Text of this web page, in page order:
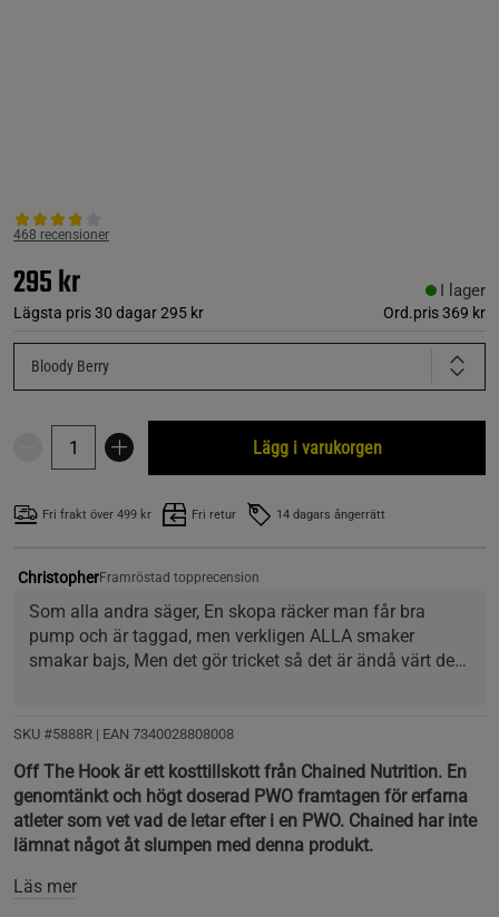
468 recensioner
295 kr
Lägsta pris 30 dagar295 kr Ord.pris369 kr
I lager
Bloody Berry
Lägg i varukorgen
Fri frakt över 499 kr Fri retur 14 dagars ångerrätt
ChristopherFramröstad topprecension
Som alla andra säger, En skopa räcker man får bra
pump och är taggad, men verkligen ALLA smaker
smakar bajs, Men det gör tricket så det är ändå värt det.
SKU #5888R | EAN 7340028808008
Off The Hook är ett kosttillskott från Chained Nutrition. En
genomtänkt och högt doserad PWO framtagen för erfarna
atleter som vet vad de letar efter i en PWO. Chained har inte
lämnat något åt slumpen med denna produkt.
Läs mer